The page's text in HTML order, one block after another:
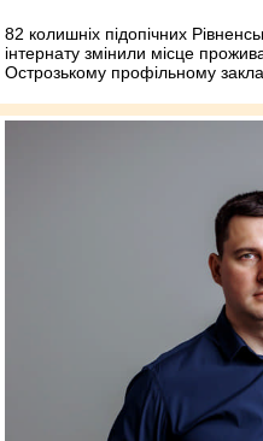
82 колишніх підопічних
інтернату змінили місце
Острозькому профільному